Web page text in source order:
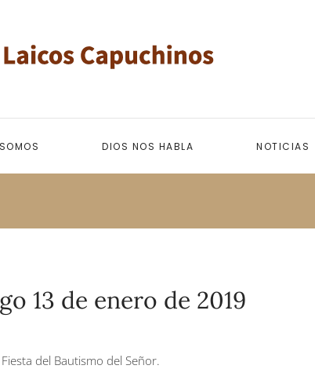
DIOS NOS HABLA NOTICIAS
13 de enero de 2019
Fiesta del Bautismo del Señor.